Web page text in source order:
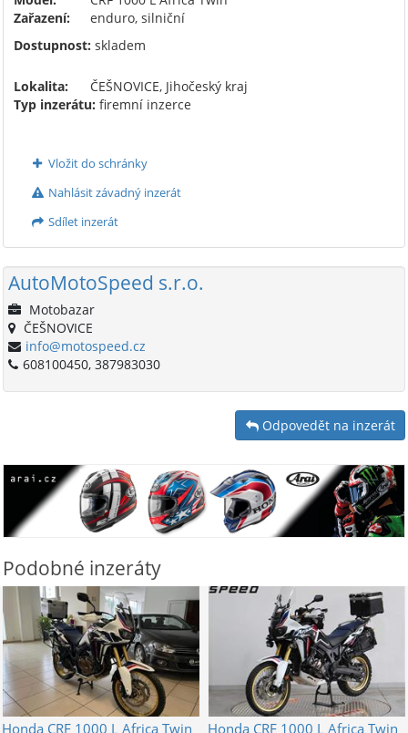
Zařazení:
enduro, silniční
Dostupnost: skladem
Lokalita:
ČEŠNOVICE, Jihočeský kraj
Typ inzerátu: firemní inzerce
Vložit do schránky
Nahlásit závadný inzerát
Sdílet inzerát
AutoMotoSpeed s.r.o.
Motobazar
ČEŠNOVICE
info@motospeed.cz
608100450, 387983030
Odpovedět na inzerát
Podobné inzeráty